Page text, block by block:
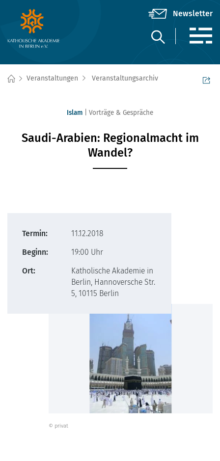
Veranstaltungen Veranstaltungsarchiv
Islam Vorträge & Gespräche
Saudi-Arabien: Regionalmacht im
Wandel?
© privat
Termin:
11.12.2018
Beginn:
19:00 Uhr
Ort:
Katholische Akademie in
Berlin, Hannoversche Str.
5, 10115 Berlin